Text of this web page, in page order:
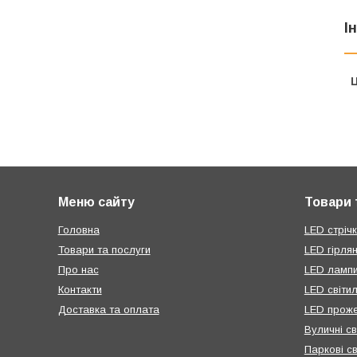
Меню сайту
Головна
Товари та послуги
Про нас
Контакти
Доставка та оплата
Товари
LED
LED
LED лампи
LED
LED
Вуличні
Паркові